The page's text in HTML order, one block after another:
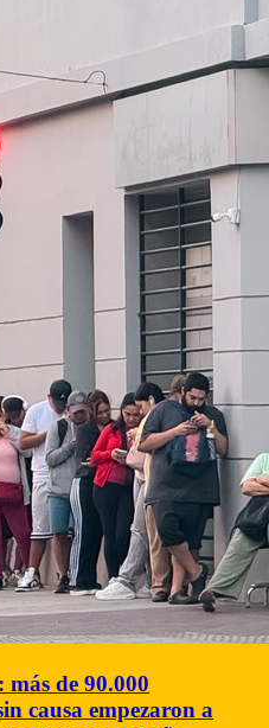
más de 90.000
causa empezaron a